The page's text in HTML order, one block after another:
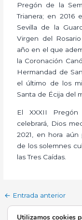
Pregón de la
Trianera; en 2016
Sevilla de la
Virgen del
año en el que
la Coronación
Hermandad de
el último de los
Santa de Écija del
El XXXII
celebrará, Dios
2021, en hora aún
de los solemnes
las Tres Caídas.
← Entrada anterior
Utilizamos cookies